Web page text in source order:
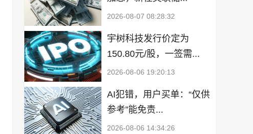
2026-08-07 08:28:32
宇树科技发行价定为
150.80元/股，一签需...
2026-08-06 19:20:13
AI犯错，用户买单：“仅供
参考”能免责...
2026-08-06 14:34:26